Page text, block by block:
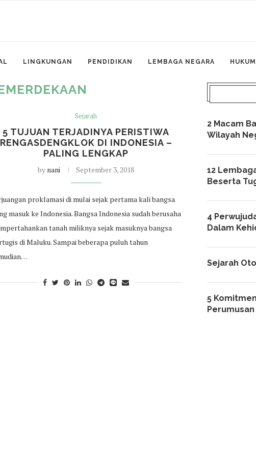
LINGKUNGAN PENDIDIKAN LEMBAGA NEGARA HUKUM
Sejarah
5 TUJUAN TERJADINYA PERISTIWA
RENGASDENGKLOK DI INDONESIA –
PALING LENGKAP
by nani September 3, 2018
proklamasi di mulai sejak pertama kali bangsa
masuk ke Indonesia. Bangsa Indonesia sudah berusaha
tanah miliknya sejak masuknya bangsa
di Maluku. Sampai beberapa puluh tahun
2 Macam
Wilayah
12
Beserta
4
Dalam
Sejarah
5